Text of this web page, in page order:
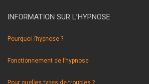
INFORMATION SUR L’HYPNOSE
Pourquoi l’hypnose ?
Fonctionnement de l’hypnose
Pour quelles types de troubles ?